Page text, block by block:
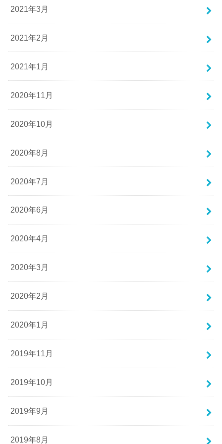
2021年3月
2021年2月
2021年1月
2020年11月
2020年10月
2020年8月
2020年7月
2020年6月
2020年4月
2020年3月
2020年2月
2020年1月
2019年11月
2019年10月
2019年9月
2019年8月